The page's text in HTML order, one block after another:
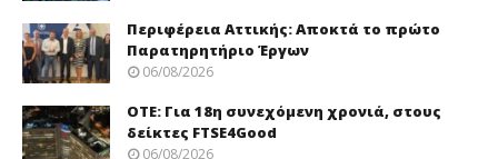
Περιφέρεια Αττικής: Αποκτά το πρώτο
Παρατηρητήριο Έργων
06/08/2026
ΟΤΕ: Για 18η συνεχόμενη χρονιά, στους
δείκτες FTSE4Good
06/08/2026